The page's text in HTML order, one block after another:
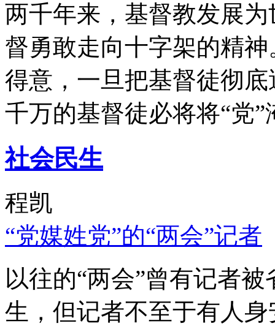
两千年来，基督教发展
督勇敢走向十字架的精
得意，一旦把基督徒彻
千万的基督徒必将将“党”
社会民生
程凯
“党媒姓党”的“两会”记者
以往的“两会”曾有记者
生，但记者不至于有人